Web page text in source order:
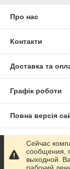
Про нас
Контакти
Доставка та
Графік роботи
Повна версія
Сайт створено
Політика
Сейчас
сообщения,
выходной.